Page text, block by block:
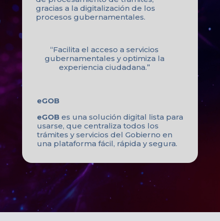
gracias a la digitalización de los
procesos gubernamentales.
“Facilita el acceso a servicios
gubernamentales y optimiza la
experiencia ciudadana.”
eGOB
eGOBes una solución digital lista para
usarse, que centraliza todos los
trámites y servicios del Gobierno en
una plataforma fácil, rápida y segura.